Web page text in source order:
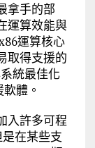
拿手的部
運算效能與
運算核心
取得支援的
統最佳化
體。
入許多可程
在某些支